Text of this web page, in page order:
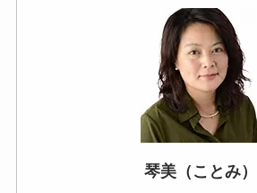
琴美（ことみ）